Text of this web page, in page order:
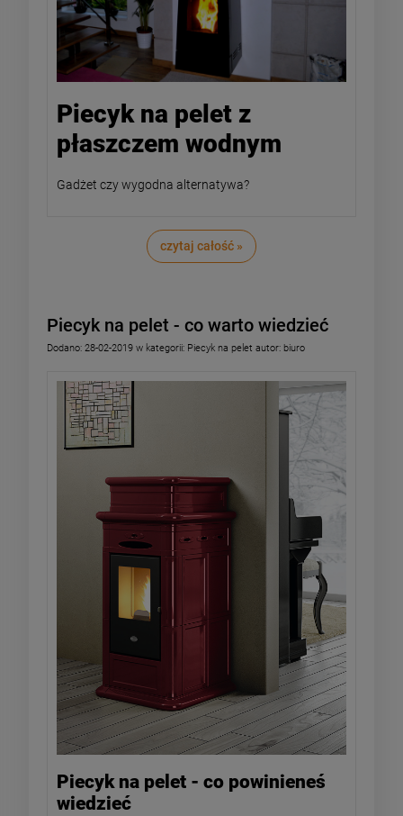
Piecyk na pelet z
płaszczem wodnym
Gadżet czy wygodna alternatywa?
czytaj całość »
Piecyk na pelet - co warto wiedzieć
Dodano: 28-02-2019 w kategorii: Piecyk na pelet autor: biuro
Piecyk na pelet - co powinieneś
wiedzieć